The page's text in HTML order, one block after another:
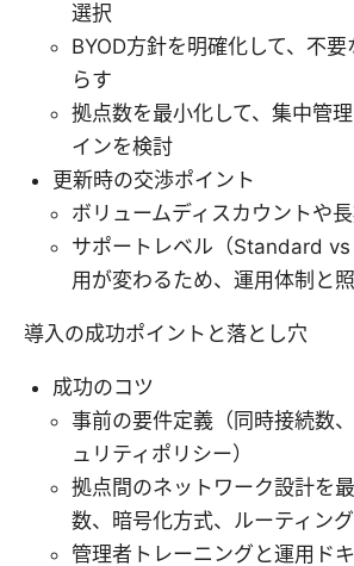
選択
BYOD方針を明確化して、不
らす
拠点数を最小化して、集中管
インを検討
更新時の交渉ポイント
ボリュームディスカウントや長
サポートレベル（Standard
用が変わるため、運用体制と
導入の成功ポイントと落とし穴
成功のコツ
事前の要件定義（同時接続数
ュリティポリシー）
拠点間のネットワーク設計を
数、暗号化方式、ルーティング
管理者トレーニングと運用ド